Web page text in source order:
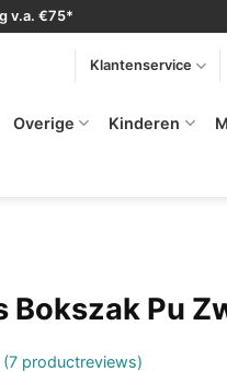
v.a. €75*
Klantenservice
Overige Kinderen
Bokszak Pu
(7productreviews)